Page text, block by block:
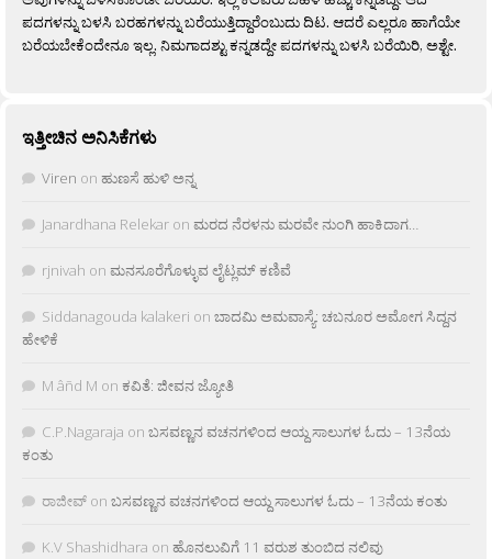
ಪದಗಳನ್ನು ಬಳಸಿ ಬರಹಗಳನ್ನು ಬರೆಯುತ್ತಿದ್ದಾರೆಂಬುದು ದಿಟ. ಆದರೆ ಎಲ್ಲರೂ ಹಾಗೆಯೇ
ಬರೆಯಬೇಕೆಂದೇನೂ ಇಲ್ಲ. ನಿಮಗಾದಶ್ಟು ಕನ್ನಡದ್ದೇ ಪದಗಳನ್ನು ಬಳಸಿ ಬರೆಯಿರಿ, ಅಶ್ಟೇ.
ಇತ್ತೀಚಿನ ಅನಿಸಿಕೆಗಳು
Viren on ಹುಣಸೆ ಹುಳಿ ಅನ್ನ
Janardhana Relekar on ಮರದ ನೆರಳನು ಮರವೇ ನುಂಗಿ ಹಾಕಿದಾಗ…
rjnivah on ಮನಸೂರೆಗೊಳ್ಳುವ ಲೈಟ್ಲಮ್ ಕಣಿವೆ
Siddanagouda kalakeri on ಬಾದಮಿ ಅಮವಾಸ್ಯೆ: ಚಬನೂರ ಅಮೋಗ ಸಿದ್ದನ
ಹೇಳಿಕೆ
M âñd M on ಕವಿತೆ: ಜೀವನ ಜ್ಯೋತಿ
C.P.Nagaraja on ಬಸವಣ್ಣನ ವಚನಗಳಿಂದ ಆಯ್ದ ಸಾಲುಗಳ ಓದು – 13ನೆಯ
ಕಂತು
ರಾಜೀವ್ on ಬಸವಣ್ಣನ ವಚನಗಳಿಂದ ಆಯ್ದ ಸಾಲುಗಳ ಓದು – 13ನೆಯ ಕಂತು
K.V Shashidhara on ಹೊನಲುವಿಗೆ 11 ವರುಶ ತುಂಬಿದ ನಲಿವು